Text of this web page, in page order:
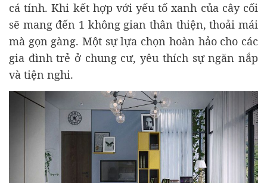
cá tính. Khi kết hợp với yếu tố xanh của cây cối
sẽ mang đến 1 không gian thân thiện, thoải mái
mà gọn gàng. Một sự lựa chọn hoàn hảo cho các
gia đình trẻ ở chung cư, yêu thích sự ngăn nắp
và tiện nghi.